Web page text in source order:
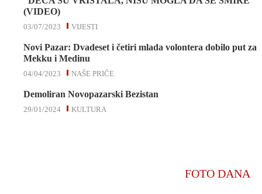
(VIDEO)
VIJESTI
03/07/2023
Novi Pazar: Dvadeset i četiri mlada volontera dobilo put za
Mekku i Medinu
NAŠE PRIČE
04/04/2023
Demoliran Novopazarski Bezistan
KULTURA
29/01/2024
FOTO DANA